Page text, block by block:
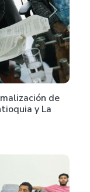
Next
de
y La